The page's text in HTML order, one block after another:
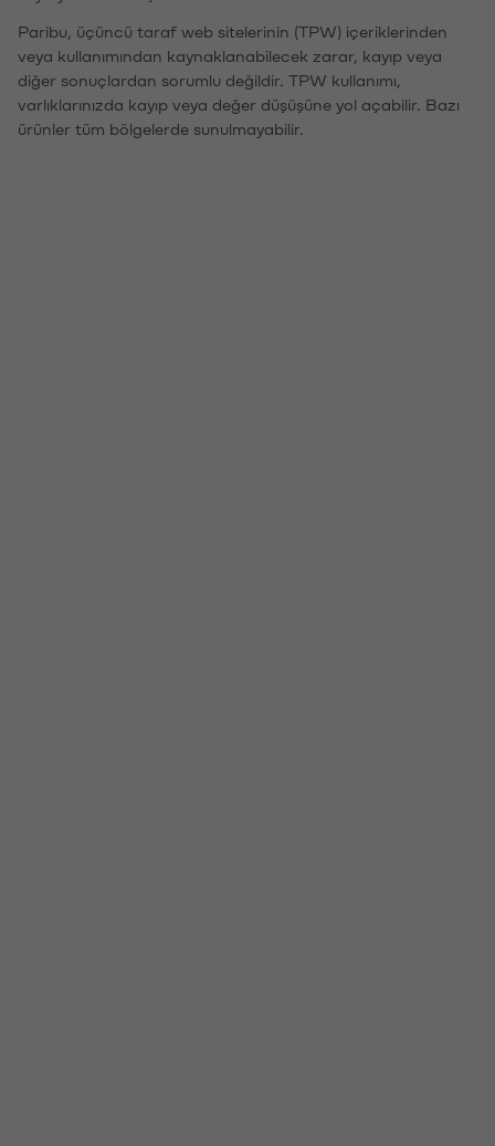
Paribu, üçüncü taraf web sitelerinin (TPW) içeriklerinden
veya kullanımından kaynaklanabilecek zarar, kayıp veya
diğer sonuçlardan sorumlu değildir. TPW kullanımı,
varlıklarınızda kayıp veya değer düşüşüne yol açabilir. Bazı
ürünler tüm bölgelerde sunulmayabilir.